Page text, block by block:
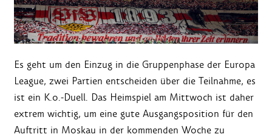
Es geht um den Einzug in die Gruppenphase der Europa
League, zwei Partien entscheiden über die Teilnahme, es
ist ein K.o.-Duell. Das Heimspiel am Mittwoch ist daher
extrem wichtig, um eine gute Ausgangsposition für den
Auftritt in Moskau in der kommenden Woche zu